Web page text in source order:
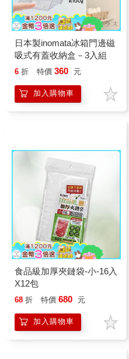
日本製inomata冰箱門邊磁
吸式有蓋收納盒－3入組
6 折 特價 360 元
加入購物車
食品級加厚夾鏈袋-小-16入
X12包
68 折 特價 680 元
加入購物車